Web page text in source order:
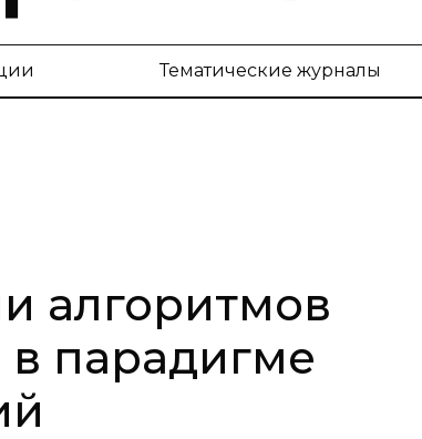
Тематические журналы
алгоритмов
парадигме